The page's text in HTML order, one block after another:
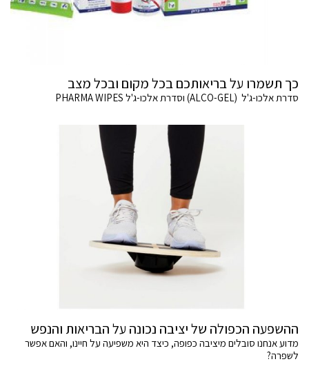
כך תשמרו על בריאותכם בכל מקום ובכל מצב
סדרת אלכו-ג'ל (ALCO-GEL) וסדרת אלכו-ג'ל PHARMA WIPES
ההשפעה הכפולה של יציבה נכונה על הבריאות והנפש
מדוע אנחנו סובלים מיציבה כפופה, כיצד היא משפיעה על חיינו, והאם אפשר
לשפרה?